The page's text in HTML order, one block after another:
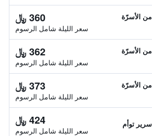
Double room، 2 من الأسرّة
360 ﷼
سعر الليلة شامل الرسوم
Double room، 2 من الأسرّة
362 ﷼
سعر الليلة شامل الرسوم
Double room، 2 من الأسرّة
373 ﷼
سعر الليلة شامل الرسوم
424 ﷼
سعر الليلة شامل الرسوم